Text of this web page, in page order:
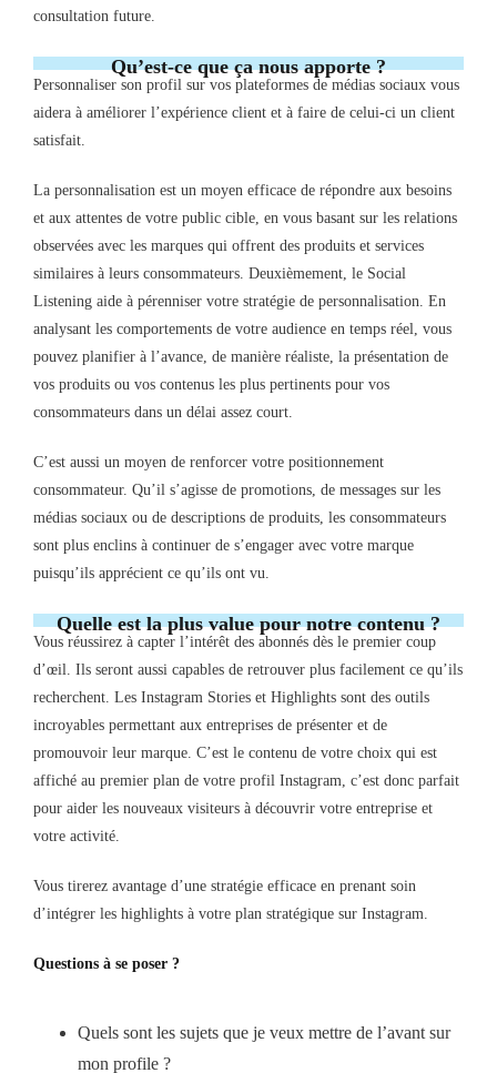
consultation future.
Qu’est-ce que ça nous apporte ?
Personnaliser son profil sur vos plateformes de médias sociaux vous
aidera à améliorer l’expérience client et à faire de celui-ci un client
satisfait.
La personnalisation est un moyen efficace de répondre aux besoins
et aux attentes de votre public cible, en vous basant sur les relations
observées avec les marques qui offrent des produits et services
similaires à leurs consommateurs. Deuxièmement, le Social
Listening aide à pérenniser votre stratégie de personnalisation. En
analysant les comportements de votre audience en temps réel, vous
pouvez planifier à l’avance, de manière réaliste, la présentation de
vos produits ou vos contenus les plus pertinents pour vos
consommateurs dans un délai assez court.
C’est aussi un moyen de renforcer votre positionnement
consommateur. Qu’il s’agisse de promotions, de messages sur les
médias sociaux ou de descriptions de produits, les consommateurs
sont plus enclins à continuer de s’engager avec votre marque
puisqu’ils apprécient ce qu’ils ont vu.
Quelle est la plus value pour notre contenu ?
Vous réussirez à capter l’intérêt des abonnés dès le premier coup
d’œil. Ils seront aussi capables de retrouver plus facilement ce qu’ils
recherchent. Les Instagram Stories et Highlights sont des outils
incroyables permettant aux entreprises de présenter et de
promouvoir leur marque. C’est le contenu de votre choix qui est
affiché au premier plan de votre profil Instagram, c’est donc parfait
pour aider les nouveaux visiteurs à découvrir votre entreprise et
votre activité.
Vous tirerez avantage d’une stratégie efficace en prenant soin
d’intégrer les highlights à votre plan stratégique sur Instagram.
Questions à se poser ?
Quels sont les sujets que je veux mettre de l’avant sur
mon profile ?